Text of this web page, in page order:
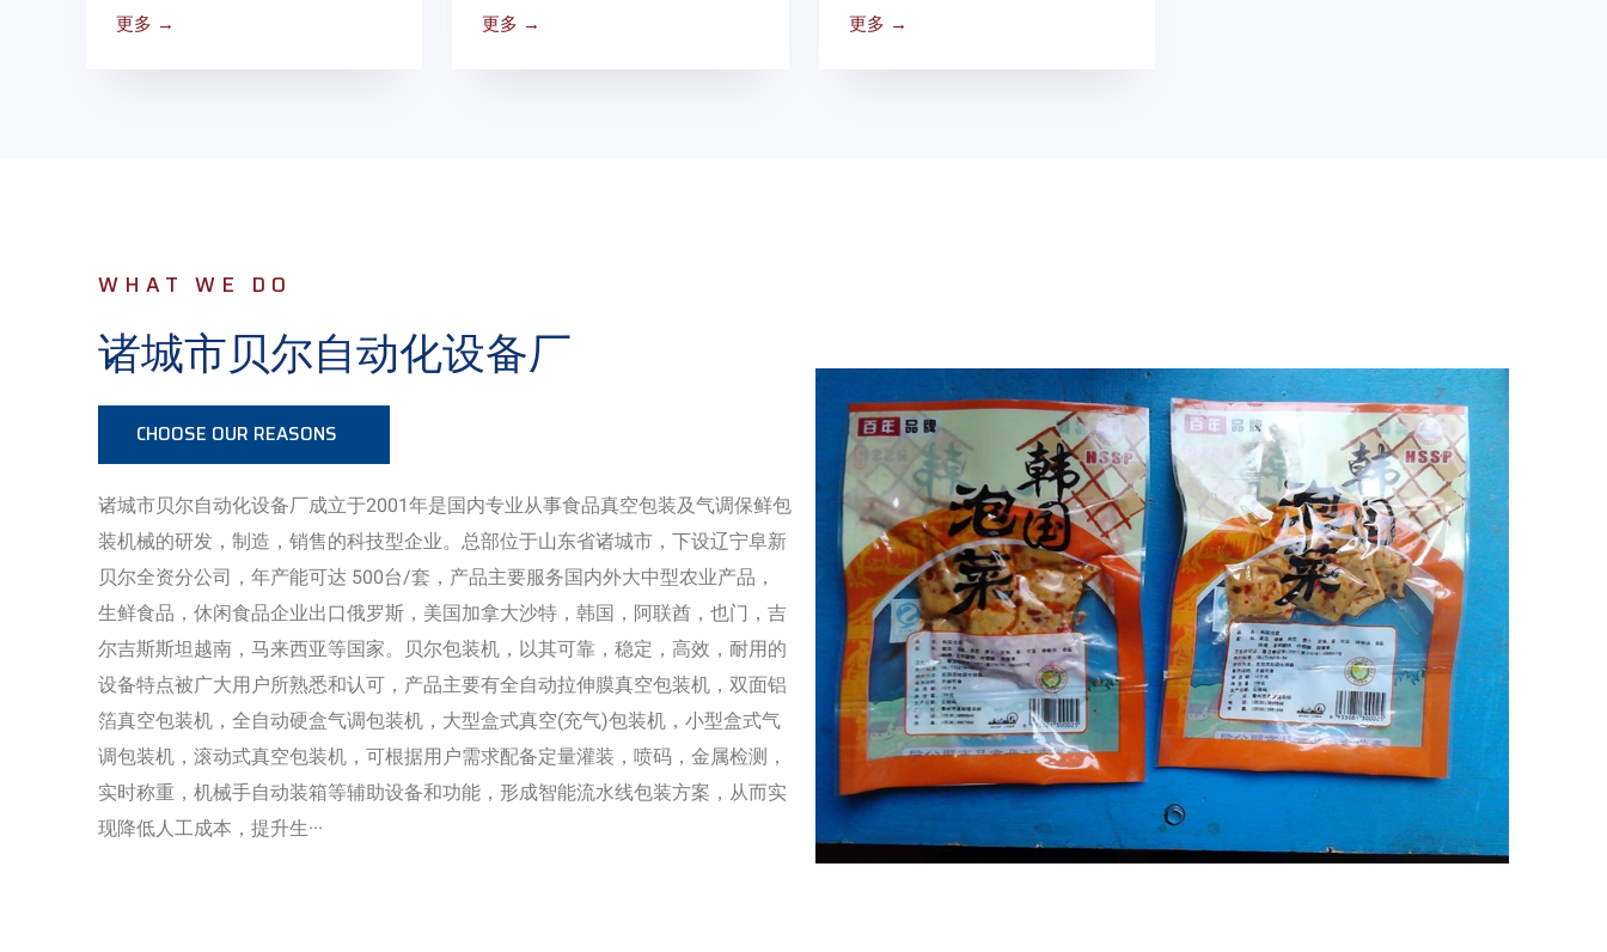
更多 → 更多 → 更多 →
WHAT WE DO
诸城市贝尔自动化设备厂
CHOOSE OUR REASONS
诸城市贝尔自动化设备厂成立于2001年是国内专业从事食品真空包装及气调保鲜包
装机械的研发，制造，销售的科技型企业。总部位于山东省诸城市，下设辽宁阜新
贝尔全资分公司，年产能可达 500台/套，产品主要服务国内外大中型农业产品，
生鲜食品，休闲食品企业出口俄罗斯，美国加拿大沙特，韩国，阿联酋，也门，吉
尔吉斯斯坦越南，马来西亚等国家。贝尔包装机，以其可靠，稳定，高效，耐用的
设备特点被广大用户所熟悉和认可，产品主要有全自动拉伸膜真空包装机，双面铝
箔真空包装机，全自动硬盒气调包装机，大型盒式真空(充气)包装机，小型盒式气
调包装机，滚动式真空包装机，可根据用户需求配备定量灌装，喷码，金属检测，
实时称重，机械手自动装箱等辅助设备和功能，形成智能流水线包装方案，从而实
现降低人工成本，提升生···